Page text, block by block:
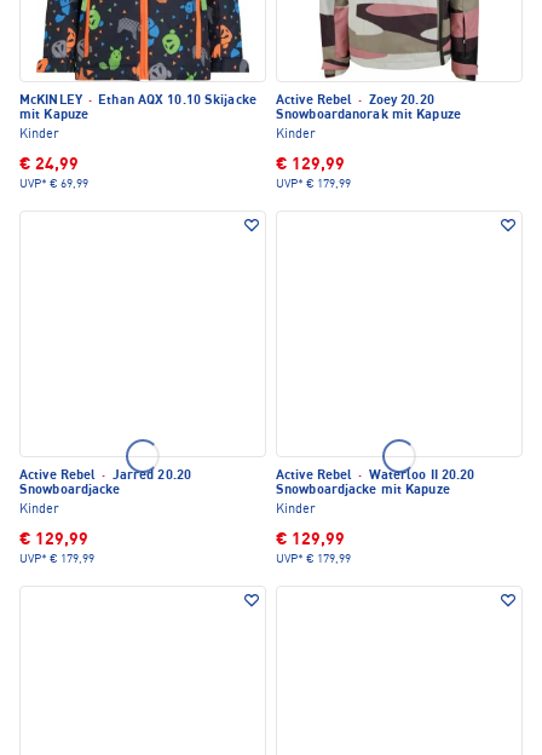
McKINLEY · Ethan AQX 10.10 Skijacke
mit Kapuze
Kinder
€ 24,99
UVP* € 69,99
Active Rebel · Zoey 20.20
Snowboardanorak mit Kapuze
Kinder
€ 129,99
UVP* € 179,99
Active Rebel · Jarred 20.20
Snowboardjacke
Kinder
€ 129,99
UVP* € 179,99
Active Rebel · Waterloo II 20.20
Snowboardjacke mit Kapuze
Kinder
€ 129,99
UVP* € 179,99